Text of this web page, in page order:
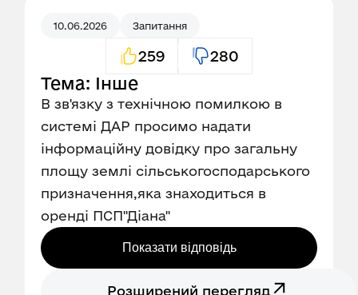
10.06.2026 Запитання
259 280
Тема: Інше
В зв'язку з технічною помилкою в
системі ДАР просимо надати
інформаційну довідку про загальну
площу землі сільськогосподарського
призначення,яка знаходиться в
оренді ПСП''Діана''
Показати відповідь
Розширений перегляд